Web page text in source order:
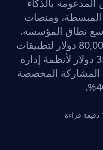
المدعومة بالذكاء
المبسطة، ومنصات
نطاق المؤسسة.
تتراوح تكاليف التطوير من 80,000 دولار لتطبيقات
الأعضاء إلى أكثر من 350,000 دولار لأنظمة إدارة
المشاركة المخصصة